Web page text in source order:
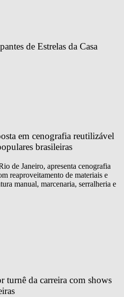
de Estrelas da Casa
em cenografia reutilizável
brasileiras
de Janeiro, apresenta cenografia
reaproveitamento de materiais e
manual, marcenaria, serralheria e
turnê da carreira com shows